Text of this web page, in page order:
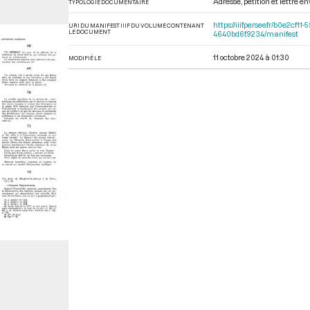
TYPOLOGIE DOCUMENTAIRE
URI DU MANIFEST IIIF DU VOLUME CONTENANT
LE DOCUMENT
https://iiif.persee.fr/
4640bd6f9234/manifest
MODIFIÉ LE 11 octobre 2024 à 01:30